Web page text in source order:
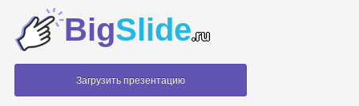
BigSlide.ru
Загрузить презентацию